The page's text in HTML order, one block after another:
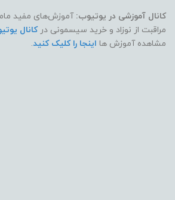
کانال آموزشی در یوتیوب: آموزش‌های مفید
مراقبت از نوزاد و خرید سیسمونی درکانال
مشاهده آموزش ها اینجا را کلیک کنید.